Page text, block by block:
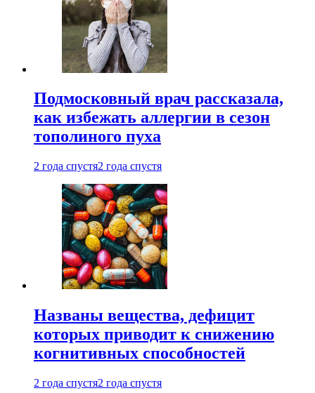
Подмосковный врач рассказала,
как избежать аллергии в сезон
тополиного пуха
2 года спустя2 года спустя
Названы вещества, дефицит
которых приводит к снижению
когнитивных способностей
2 года спустя2 года спустя